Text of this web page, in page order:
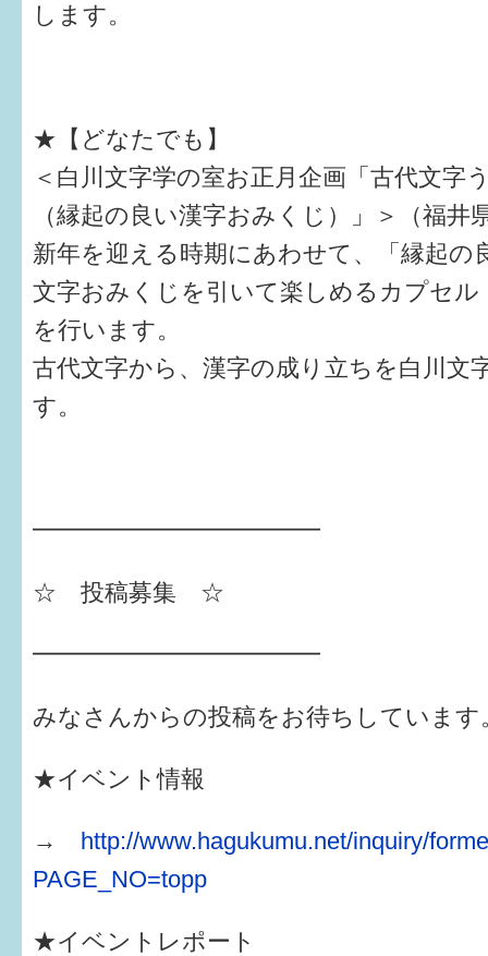
します。
★【どなたでも】
＜白川文字学の室お正月企画「古代文字
（縁起の良い漢字おみくじ）」＞（福井
新年を迎える時期にあわせて、「縁起の
文字おみくじを引いて楽しめるカプセ
を行います。
古代文字から、漢字の成り立ちを白川文
す。
━━━━━━━━━━━━
☆ 投稿募集 ☆
━━━━━━━━━━━━
みなさんからの投稿をお待ちしています
★イベント情報
→ http://www.hagukumu.net/inquiry/
PAGE_NO=topp
★イベントレポート